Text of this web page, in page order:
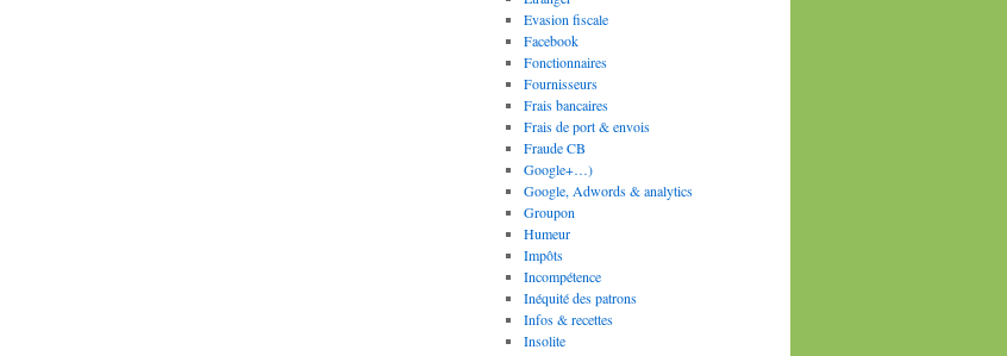
Evasion fiscale
Facebook
Fonctionnaires
Fournisseurs
Frais bancaires
Frais de port & envois
Fraude CB
Google+…)
Google, Adwords & analytics
Groupon
Humeur
Impôts
Incompétence
Inéquité des patrons
Infos & recettes
Insolite